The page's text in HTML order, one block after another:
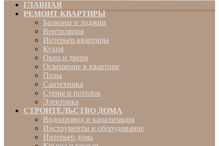
ГЛАВНАЯ
РЕМОНТ КВАРТИРЫ
Балконы и лоджии
Вентиляция
Интерьер квартиры
Кухня
Окна и двери
Освещение в квартире
Полы
Сантехника
Стены и потолок
Электрика
СТРОИТЕЛЬСТВО ДОМА
Водопровод и канализация
Инструменты и оборудование
Интерьер дома